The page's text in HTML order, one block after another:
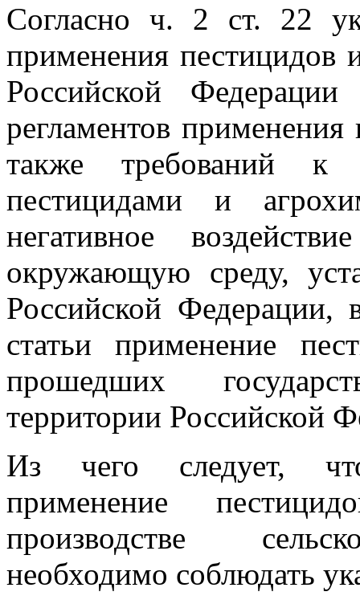
Согласно ч. 2 ст. 22
применения пестицидов
Российской Федерации
регламентов
также требований к
пестицидами и
негативное
окружающую среду,
Российской Федерации,
статьи применение
прошедших
территории Российской
Из чего следует,
применение
производстве
необходимо соблюдать